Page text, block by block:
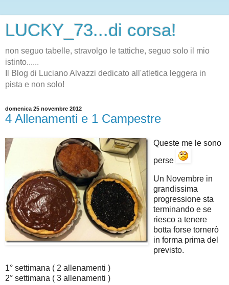
LUCKY_73...di corsa!
non seguo tabelle, stravolgo le tattiche, seguo solo il mio
istinto......
Il Blog di Luciano Alvazzi dedicato all'atletica leggera in
pista e non solo!
domenica 25 novembre 2012
4 Allenamenti e 1 Campestre
Queste me le sono
perse
Un Novembre in
grandissima
progressione sta
terminando e se
riesco a tenere
botta forse tornerò
in forma prima del
previsto.
1° settimana ( 2 allenamenti )
2° settimana ( 3 allenamenti )